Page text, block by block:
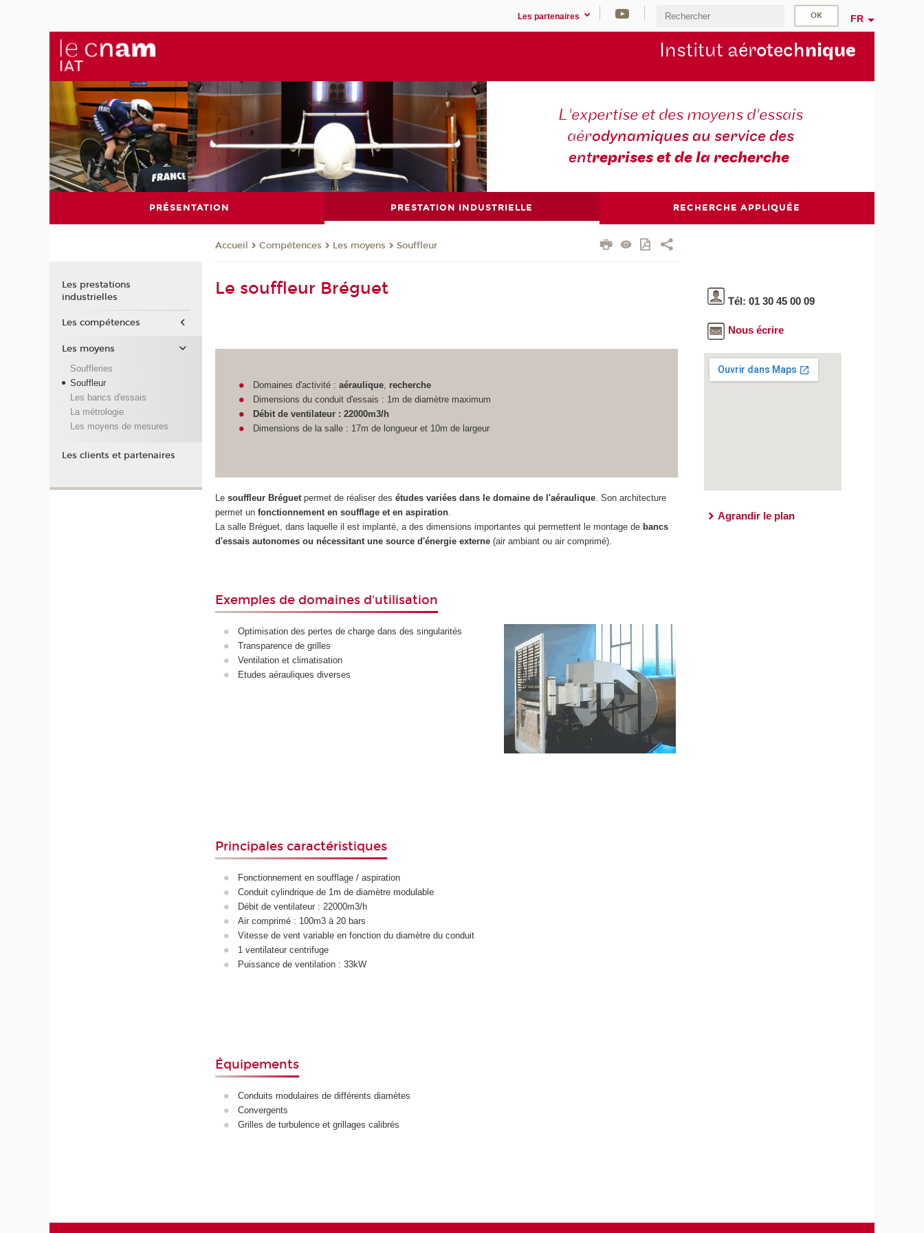
Les partenaires FR
Institut aérotechnique
L'expertise et des moyens d'essais
aérodynamiques au service des
entreprises et de la recherche
PRÉSENTATION PRESTATION INDUSTRIELLE RECHERCHE APPLIQUÉE
Accueil Compétences Les moyens Souffleur
Le souffleur Bréguet
Domaines d'activité : aéraulique, recherche
Dimensions du conduit d'essais : 1m de diamètre maximum
Débit de ventilateur : 22000m3/h
Dimensions de la salle : 17m de longueur et 10m de largeur
Lesouffleur Bréguetpermet de réaliser desétudes variées dans le domaine de l'aéraulique. Son architecture
permet unfonctionnement en soufflage et en aspiration.
La salle Bréguet, dans laquelle il est implanté, a des dimensions importantes qui permettent le montage de bancs
d'essais autonomes ou nécessitant une source d'énergie externe (air ambiant ou air comprimé).
Exemples de domaines d'utilisation
Optimisation des pertes de charge dans des singularités
Transparence de grilles
Ventilation et climatisation
Etudes aérauliques diverses
Principales caractéristiques
Fonctionnement en soufflage / aspiration
Conduit cylindrique de 1m de diamètre modulable
Débit de ventilateur : 22000m3/h
Air comprimé : 100m3 à 20 bars
Vitesse de vent variable en fonction du diamètre du conduit
1 ventilateur centrifuge
Puissance de ventilation : 33kW
Équipements
Conduits modulaires de différents diamètes
Convergents
Grilles de turbulence et grillages calibrés
Tél: 01 30 45 00 09
Nous écrire
Agrandir le plan
Les prestations
industrielles
Les compétences
Les moyens
Souffleries
Souffleur
Les bancs d'essais
La métrologie
Les moyens de mesures
Les clients et partenaires